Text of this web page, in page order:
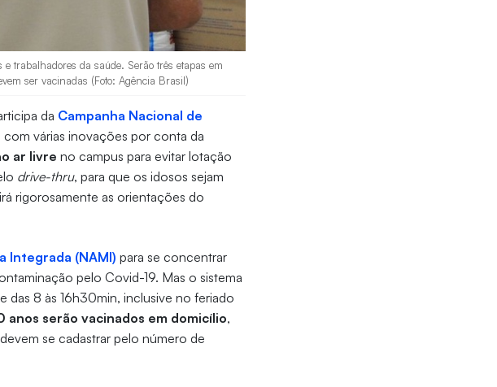
trabalhadores da saúde. Serão três etapas em
ser vacinadas (Foto: Agência Brasil)
da Campanha Nacional de
várias inovações por conta da
ar livre no campus para evitar lotação
drive-thru, para que os idosos sejam
rigorosamente as orientações do
Integrada (NAMI)para se concentrar
pelo Covid-19. Mas o sistema
8 às 16h30min, inclusive no feriado
anos serão vacinados em domicílio,
se cadastrar pelo número de